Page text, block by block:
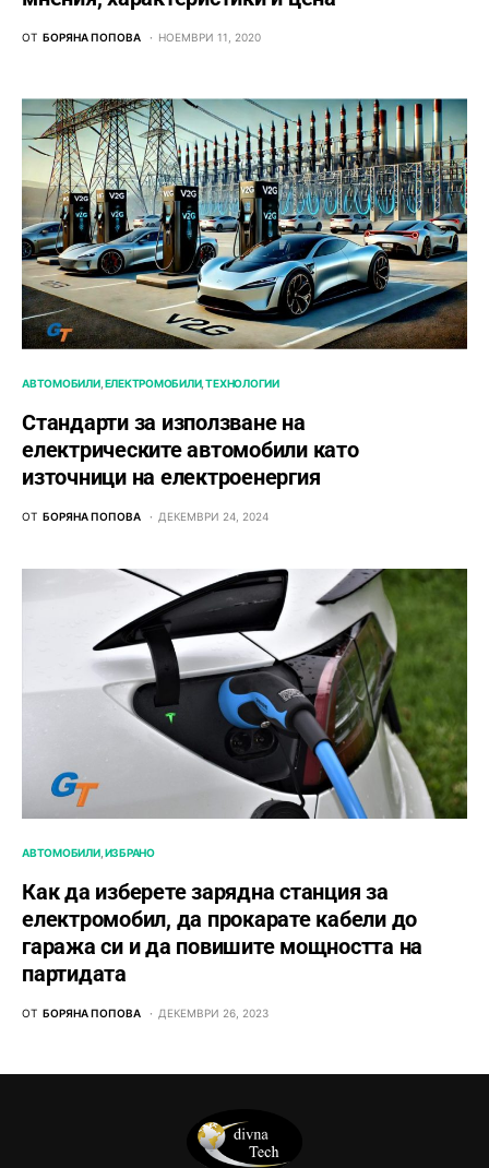
ОТ БОРЯНА ПОПОВА НОЕМВРИ 11, 2020
АВТОМОБИЛИ ЕЛЕКТРОМОБИЛИ ТЕХНОЛОГИИ
Стандарти за използване на
електрическите автомобили като
източници на електроенергия
ОТ БОРЯНА ПОПОВА ДЕКЕМВРИ 24, 2024
АВТОМОБИЛИ ИЗБРАНО
Как да изберете зарядна станция за
електромобил, да прокарате кабели до
гаража си и да повишите мощността на
партидата
ОТ БОРЯНА ПОПОВА ДЕКЕМВРИ 26, 2023